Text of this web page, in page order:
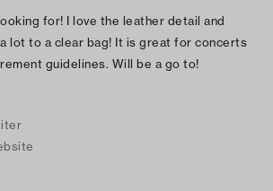
for! I love the leather detail and
lot to a clear bag! It is great for concerts
guidelines. Will be a go to!